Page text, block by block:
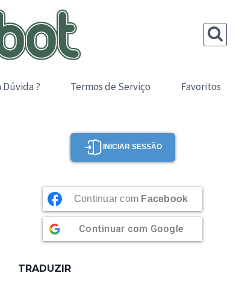
Dúvida ? Termos de Serviço Favoritos
INICIAR SESSÃO
Continuar com Facebook
Continuar com Google
TRADUZIR